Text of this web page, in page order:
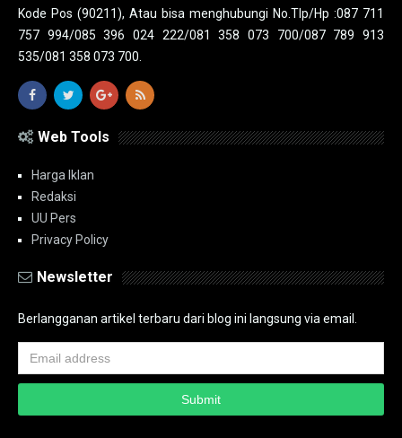
Kode Pos (90211), Atau bisa menghubungi No.Tlp/Hp :087 711
757 994/085 396 024 222/081 358 073 700/087 789 913
535/081 358 073 700.
Web Tools
Harga Iklan
Redaksi
UU Pers
Privacy Policy
Newsletter
Berlangganan artikel terbaru dari blog ini langsung via email.